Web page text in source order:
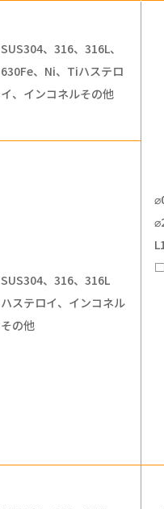
SUS304、316、316L、
630Fe、Ni、Tiハステロ
イ、インコネルその他
SUS304、316、316L
ハステロイ、インコネル
その他